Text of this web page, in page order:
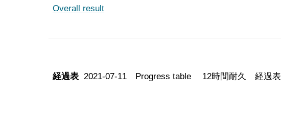
Overall result
経過表 2021-07-11 Progress table 12時間耐久 経過表